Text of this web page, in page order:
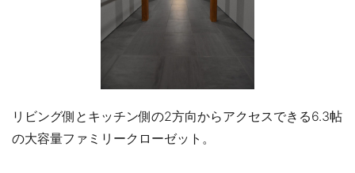
リビング側とキッチン側の2方向からアクセスできる6.3帖
の大容量ファミリークローゼット。